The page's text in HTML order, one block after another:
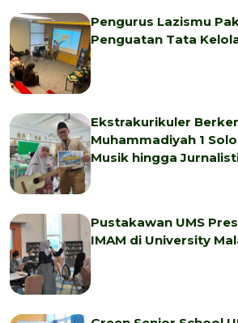
Pengurus Lazismu
Penguatan Tata
Ekstrakurikuler
Muhammadiyah 1
Musik hingga
Pustakawan UMS
IMAM di University